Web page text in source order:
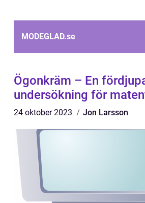
MODEGLAD.se
Ögonkräm – En
undersökning för
24 oktober 2023 Jon Larsson